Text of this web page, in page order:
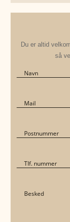
Du er altid
så